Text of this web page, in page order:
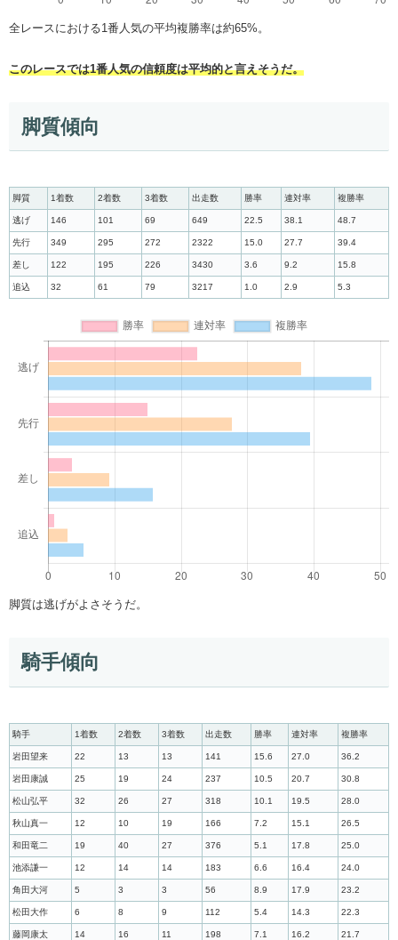
全レースにおける1番人気の平均複勝率は約65%。
このレースでは1番人気の信頼度は平均的と言えそうだ。
脚質傾向
脚質 1着数 2着数 3着数 出走数 勝率 連対率 複勝率
逃げ 146 101 69 649 22.5 38.1 48.7
先行 349 295 272 2322 15.0 27.7 39.4
差し 122 195 226 3430 3.6 9.2 15.8
追込 32 61 79 3217 1.0 2.9 5.3
脚質は逃げがよさそうだ。
騎手傾向
騎手 1着数 2着数 3着数 出走数 勝率 連対率 複勝率
岩田望来 22 13 13 141 15.6 27.0 36.2
岩田康誠 25 19 24 237 10.5 20.7 30.8
松山弘平 32 26 27 318 10.1 19.5 28.0
秋山真一 12 10 19 166 7.2 15.1 26.5
和田竜二 19 40 27 376 5.1 17.8 25.0
池添謙一 12 14 14 183 6.6 16.4 24.0
角田大河 5 3 3 56 8.9 17.9 23.2
松田大作 6 8 9 112 5.4 14.3 22.3
藤岡康太 14 16 11 198 7.1 16.2 21.7